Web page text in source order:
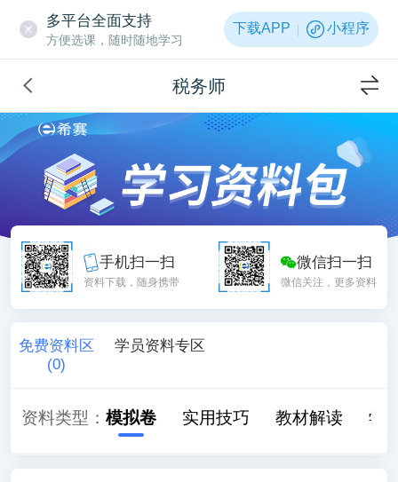
多平台全面支持
方便选课，随时随地学习
下载APP 小程序
税务师
手机扫一扫
资料下载，随身携带
微信扫一扫
微信关注，更多资料
免费资料区
(0)
学员资料专区
资料类型：
历年真题 模拟卷 实用技巧 教材解读 学